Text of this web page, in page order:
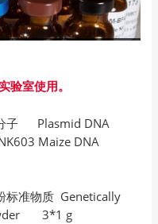
验室使用。
子 Plasmid DNA
Maize DNA
标准物质 Genetically
3*1 g